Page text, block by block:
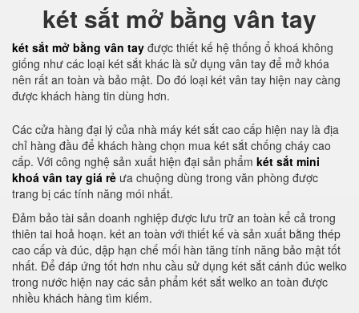
két sắt mở bằng vân tay
két sắt mở bằng vân tay được thiết kế hệ thống ổ khoá không
giống như các loại két sắt khác là sử dụng vân tay để mở khóa
nên rất an toàn và bảo mật. Do đó loại két vân tay hiện nay càng
được khách hàng tin dùng hơn.
Các cửa hàng đại lý của nhà máy két sắt cao cấp hiện nay là địa
chỉ hàng đầu để khách hàng chọn mua két sắt chống cháy cao
cấp. Với công nghệ sản xuất hiện đại sản phẩm két sắt mini
khoá vân tay giá rẻ ưa chuộng dùng trong văn phòng được
trang bị các tính năng mói nhất.
Đảm bảo tài sản doanh nghiệp được lưu trữ an toàn kể cả trong
thiên tai hoả hoạn. két an toàn với thiết kế và sản xuất bằng thép
cao cấp và đúc, dập hạn chế mối hàn tăng tính năng bảo mật tốt
nhất. Để đáp ứng tốt hơn nhu cầu sử dụng két sắt cánh đúc welko
trong nước hiện nay các sản phẩm két sắt welko an toàn được
nhiều khách hàng tìm kiếm.